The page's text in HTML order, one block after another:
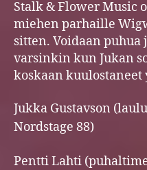
Stalk & Flower Music
miehen parhaille
sitten. Voidaan puhua
varsinkin kun Jukan
koskaan kuulostaneet
Jukka Gustavson
Nordstage 88)
Pentti Lahti